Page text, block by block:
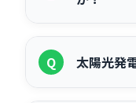
A
充されて
Q 太陽光発